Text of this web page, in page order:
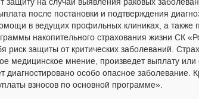
защиту на случай выявления раковых
после постановки и подтверждения
в ведущих профильных клиниках, а также
накопительного страхования жизни СК
риск защиты от критических заболеваний.
медицинское мнение, произведет выплату или
диагностировано особо опасное заболевание.
взносов по основной программе».